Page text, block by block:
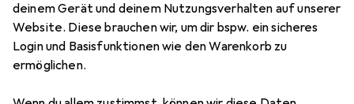
deinem Gerät und deinem Nutzungsverhalten auf unserer
Website. Diese brauchen wir, um dir bspw. ein sicheres
Login und Basisfunktionen wie den Warenkorb zu
ermöglichen.